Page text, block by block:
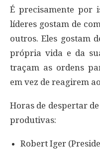
É precisamente por
líderes gostam de
outros. Eles gostam
própria vida e da
traçam as ordens
em vez de reagirem
Horas de despertar
produtivas:
Robert Iger